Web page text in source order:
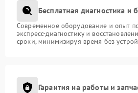
Бесплатная диагностика и
Современное оборудование и опыт
экспресс-диагностику и
сроки, минимизируя время без
Гарантия на работы и